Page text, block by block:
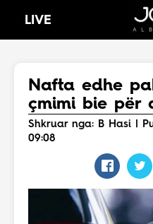
LIVE
Nafta edhe
çmimi bie për
Shkruar nga: B Hasi |
09:08